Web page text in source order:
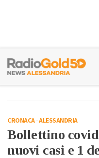
CRONACA-ALESSANDRIA
Bollettino
nuovi casi e 1